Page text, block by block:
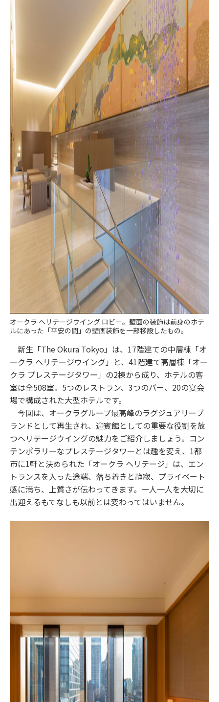
オークラ ヘリテージウイング ロビー。壁面の装飾は前身のホテ
ルにあった「平安の間」の壁画装飾を一部移設したもの。
新生「The Okura Tokyo」は、17階建ての中層棟「オ
ークラ ヘリテージウイング」と、41階建て高層棟「オー
クラ プレステージタワー」の2棟から成り、ホテルの客
室は全508室。5つのレストラン、3つのバー、20の宴会
場で構成された大型ホテルです。
今回は、オークラグループ最高峰のラグジュアリーブ
ランドとして再生され、迎賓館としての重要な役割を放
つヘリテージウイングの魅力をご紹介しましょう。コン
テンポラリーなプレステージタワーとは趣を変え、1都
市に1軒と決められた「オークラ ヘリテージ」は、エン
トランスを入った途端、落ち着きと静寂、プライベート
感に満ち、上質さが伝わってきます。一人一人を大切に
出迎えるもてなしも以前とは変わってはいません。